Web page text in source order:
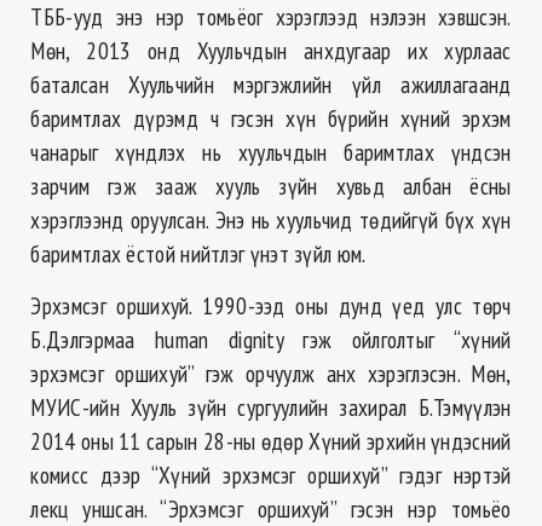
ТББ-ууд энэ нэр томьёог хэрэглээд нэлээн хэвшсэн.
Мөн, 2013 онд Хуульчдын анхдугаар их хурлаас
баталсан Хуульчийн мэргэжлийн үйл ажиллагаанд
баримтлах дүрэмд ч гэсэн хүн бүрийн хүний эрхэм
чанарыг хүндлэх нь хуульчдын баримтлах үндсэн
зарчим гэж зааж хууль зүйн хувьд албан ёсны
хэрэглээнд оруулсан. Энэ нь хуульчид төдийгүй бүх хүн
баримтлах ёстой нийтлэг үнэт зүйл юм.
Эрхэмсэг оршихуй. 1990-ээд оны дунд үед улс төрч
Б.Дэлгэрмаа human dignity гэж ойлголтыг “хүний
эрхэмсэг оршихуй” гэж орчуулж анх хэрэглэсэн. Мөн,
МУИС-ийн Хууль зүйн сургуулийн захирал Б.Тэмүүлэн
2014 оны 11 сарын 28-ны өдөр Хүний эрхийн үндэсний
комисс дээр “Хүний эрхэмсэг оршихуй” гэдэг нэртэй
лекц уншсан. “Эрхэмсэг оршихуй” гэсэн нэр томьёо